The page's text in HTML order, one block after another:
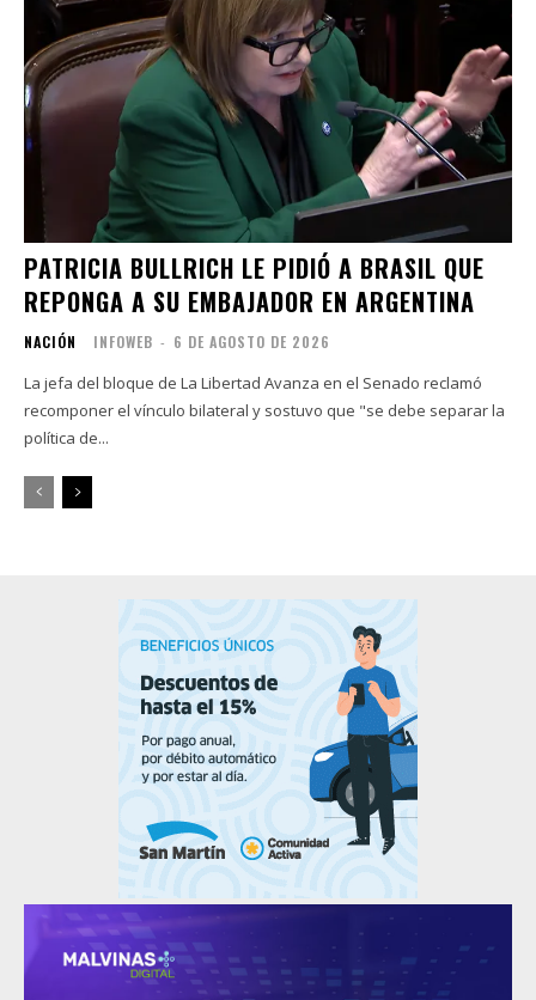
PATRICIA BULLRICH LE PIDIÓ A BRASIL QUE
REPONGA A SU EMBAJADOR EN ARGENTINA
NACIÓN INFOWEB - 6 DE AGOSTO DE 2026
La jefa del bloque de La Libertad Avanza en el Senado reclamó
recomponer el vínculo bilateral y sostuvo que "se debe separar la
política de...